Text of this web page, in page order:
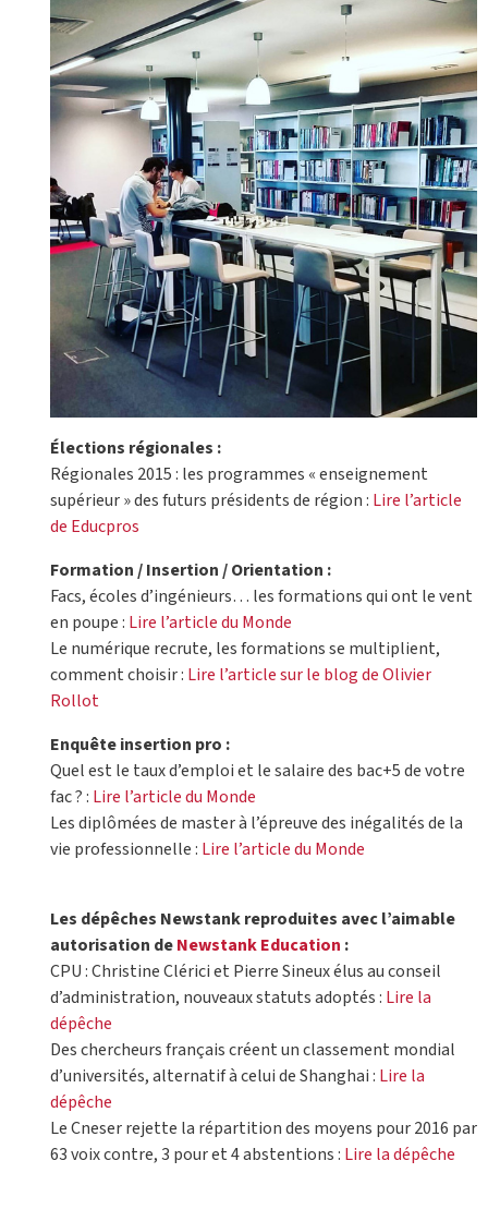
Élections régionales :
Régionales 2015 : les programmes « enseignement
supérieur » des futurs présidents de région : Lire l’article
de Educpros
Formation / Insertion / Orientation :
Facs, écoles d’ingénieurs… les formations qui ont le vent
en poupe : Lire l’article du Monde
Le numérique recrute, les formations se multiplient,
comment choisir : Lire l’article sur le blog de Olivier
Rollot
Enquête insertion pro :
Quel est le taux d’emploi et le salaire des bac+5 de votre
fac ? : Lire l’article du Monde
Les diplômées de master à l’épreuve des inégalités de la
vie professionnelle : Lire l’article du Monde
Les dépêches Newstank reproduites avec l’aimable
autorisation deNewstank Education :
CPU : Christine Clérici et Pierre Sineux élus au conseil
d’administration, nouveaux statuts adoptés : Lire la
dépêche
Des chercheurs français créent un classement mondial
d’universités, alternatif à celui de Shanghai : Lire la
dépêche
Le Cneser rejette la répartition des moyens pour 2016 par
63 voix contre, 3 pour et 4 abstentions : Lire la dépêche